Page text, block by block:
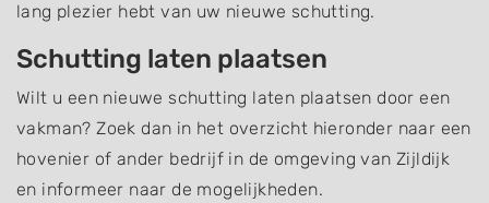
lang plezier hebt van uw nieuwe schutting.
Schutting laten plaatsen
Wilt u een nieuwe schutting laten plaatsen door een
vakman? Zoek dan in het overzicht hieronder naar een
hovenier of ander bedrijf in de omgeving van Zijldijk
en informeer naar de mogelijkheden.